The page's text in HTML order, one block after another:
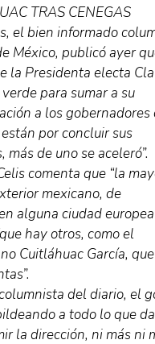
TRAS CENEGAS
el bien informado
México, publicó ayer
la Presidenta electa
para sumar a su
a los
por concluir sus
más de uno se aceleró”.
comenta que “la
mexicano, de
alguna ciudad
hay otros, como el
Cuitláhuac García,
del diario, el
a todo lo que da
la dirección, ni más ni